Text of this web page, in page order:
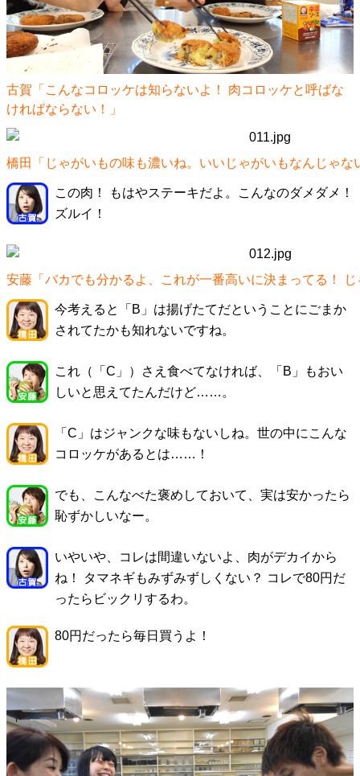
古賀「こんなコロッケは知らないよ！ 肉コロッケと呼ばな
ければならない！」
橋田「じゃがいもの味も濃いね。いいじゃがいもなんじゃな
この肉！ もはやステーキだよ。こんなのダメダメ！
ズルイ！
安藤「バカでも分かるよ、これが一番高いに決まってる！
今考えると「B」は揚げたてだということにごまか
されてたかも知れないですね。
これ（「C」）さえ食べてなければ、「B」もおい
しいと思えてたんだけど……。
「C」はジャンクな味もないしね。世の中にこんな
コロッケがあるとは……！
でも、こんなべた褒めしておいて、実は安かったら
恥ずかしいなー。
いやいや、コレは間違いないよ、肉がデカイから
ね！ タマネギもみずみずしくない？ コレで80円だ
ったらビックリするわ。
80円だったら毎日買うよ！